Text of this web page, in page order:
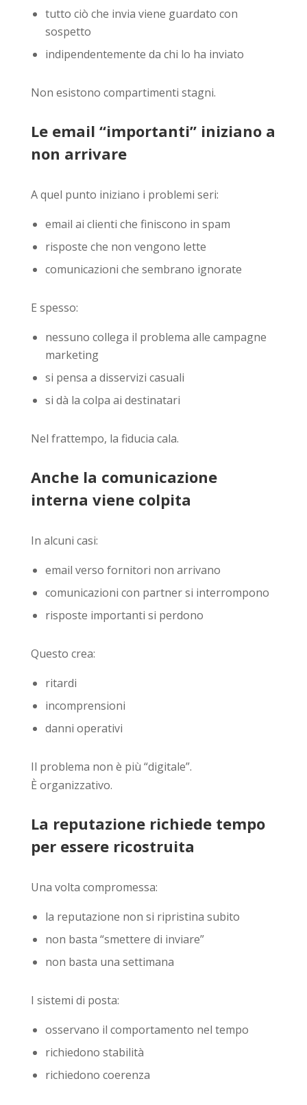
tutto ciò che invia viene guardato con
sospetto
indipendentemente da chi lo ha inviato
Non esistono compartimenti stagni.
Le email “importanti” iniziano a
non arrivare
A quel punto iniziano i problemi seri:
email ai clienti che finiscono in spam
risposte che non vengono lette
comunicazioni che sembrano ignorate
E spesso:
nessuno collega il problema alle campagne
marketing
si pensa a disservizi casuali
si dà la colpa ai destinatari
Nel frattempo, la fiducia cala.
Anche la comunicazione
interna viene colpita
In alcuni casi:
email verso fornitori non arrivano
comunicazioni con partner si interrompono
risposte importanti si perdono
Questo crea:
ritardi
incomprensioni
danni operativi
Il problema non è più “digitale”.
È organizzativo.
La reputazione richiede tempo
per essere ricostruita
Una volta compromessa:
la reputazione non si ripristina subito
non basta “smettere di inviare”
non basta una settimana
I sistemi di posta:
osservano il comportamento nel tempo
richiedono stabilità
richiedono coerenza